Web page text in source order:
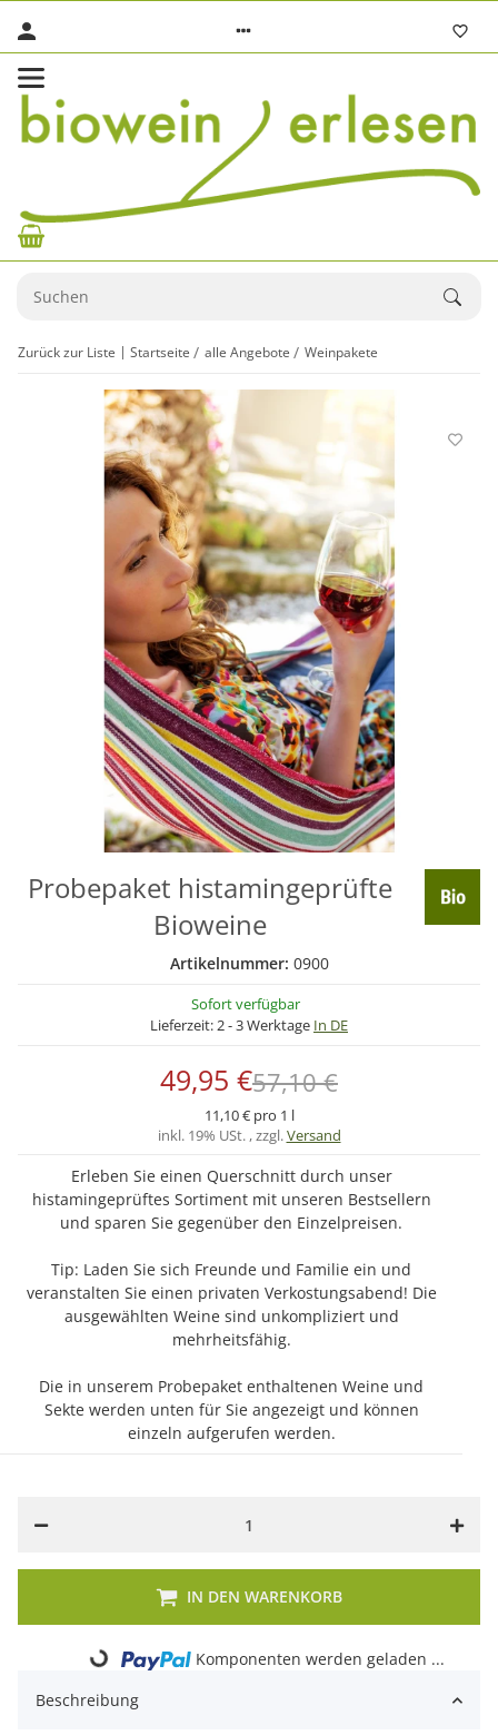
Zurück zur Liste Startseite alle Angebote Weinpakete
Probepaket histamingeprüfte
Bioweine
Artikelnummer: 0900
Sofort verfügbar
Lieferzeit:2 - 3 Werktage In DE
49,95 €57,10 €
11,10 € pro 1 l
inkl. 19% USt. , zzgl.Versand
Erleben Sie einen Querschnitt durch unser
histamingeprüftes Sortiment mit unseren Bestsellern
und sparen Sie gegenüber den Einzelpreisen.
Tip: Laden Sie sich Freunde und Familie ein und
veranstalten Sie einen privaten Verkostungsabend! Die
ausgewählten Weine sind unkompliziert und
mehrheitsfähig.
Die in unserem Probepaket enthaltenen Weine und
Sekte werden unten für Sie angezeigt und können
einzeln aufgerufen werden.
IN DEN WARENKORB
Loading...
Komponenten werden geladen ...
Beschreibung